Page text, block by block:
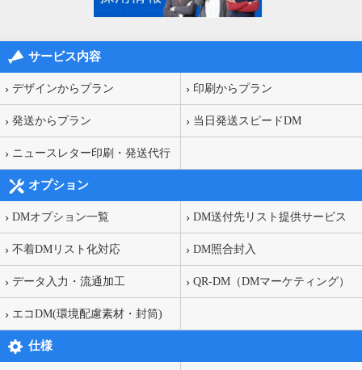
サービス内容
デザインからプラン 印刷からプラン
発送からプラン 当日発送スピードDM
ニュースレター印刷・発送代行
オプション
DMオプション一覧 DM送付先リスト提供サービス
不着DMリスト化対応 DM照合封入
データ入力・流通加工 QR-DM（DMマーケティング）
エコDM(環境配慮素材・封筒)
仕様